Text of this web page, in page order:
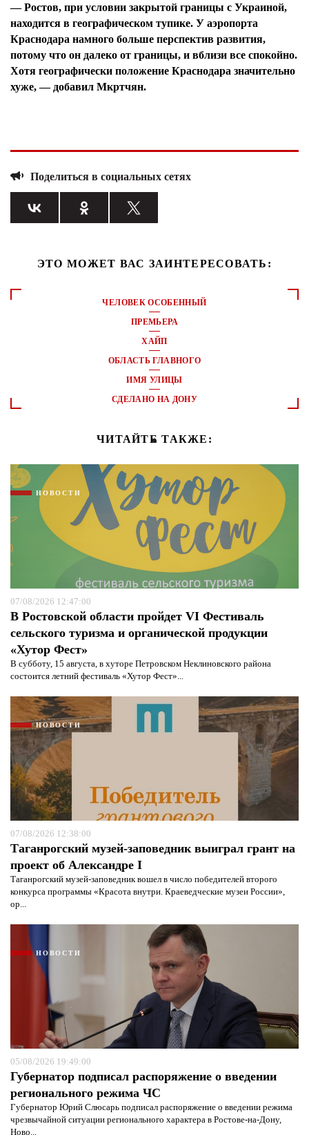
— Ростов, при условии закрытой границы с Украиной,
находится в географическом тупике. У аэропорта
Краснодара намного больше перспектив развития,
потому что он далеко от границы, и вблизи все спокойно.
Хотя географически положение Краснодара значительно
хуже, — добавил Мкртчян.
Поделиться в социальных сетях
ЭТО МОЖЕТ ВАС ЗАИНТЕРЕСОВАТЬ:
ЧЕЛОВЕК ОСОБЕННЫЙ
ПРЕМЬЕРА
ХАЙП
ОБЛАСТЬ ГЛАВНОГО
ИМЯ УЛИЦЫ
СДЕЛАНО НА ДОНУ
ЧИТАЙТЕ ТАКЖЕ:
НОВОСТИ
07/08/2026 12:47:00
В Ростовской области пройдет VI Фестиваль
сельского туризма и органической продукции
«Хутор Фест»
В субботу, 15 августа, в хуторе Петровском Неклиновского района
состоится летний фестиваль «Хутор Фест»...
НОВОСТИ
07/08/2026 12:38:00
Таганрогский музей-заповедник выиграл грант на
проект об Александре I
Таганрогский музей-заповедник вошел в число победителей второго
конкурса программы «Красота внутри. Краеведческие музеи России»,
ор...
НОВОСТИ
05/08/2026 19:49:00
Губернатор подписал распоряжение о введении
регионального режима ЧС
Губернатор Юрий Слюсарь подписал распоряжение о введении режима
чрезвычайной ситуации регионального характера в Ростове-на-Дону,
Ново...